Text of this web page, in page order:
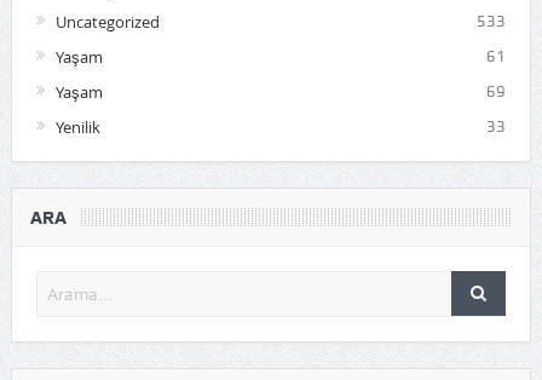
Uncategorized 533
Yaşam 61
Yaşam 69
Yenilik 33
ARA